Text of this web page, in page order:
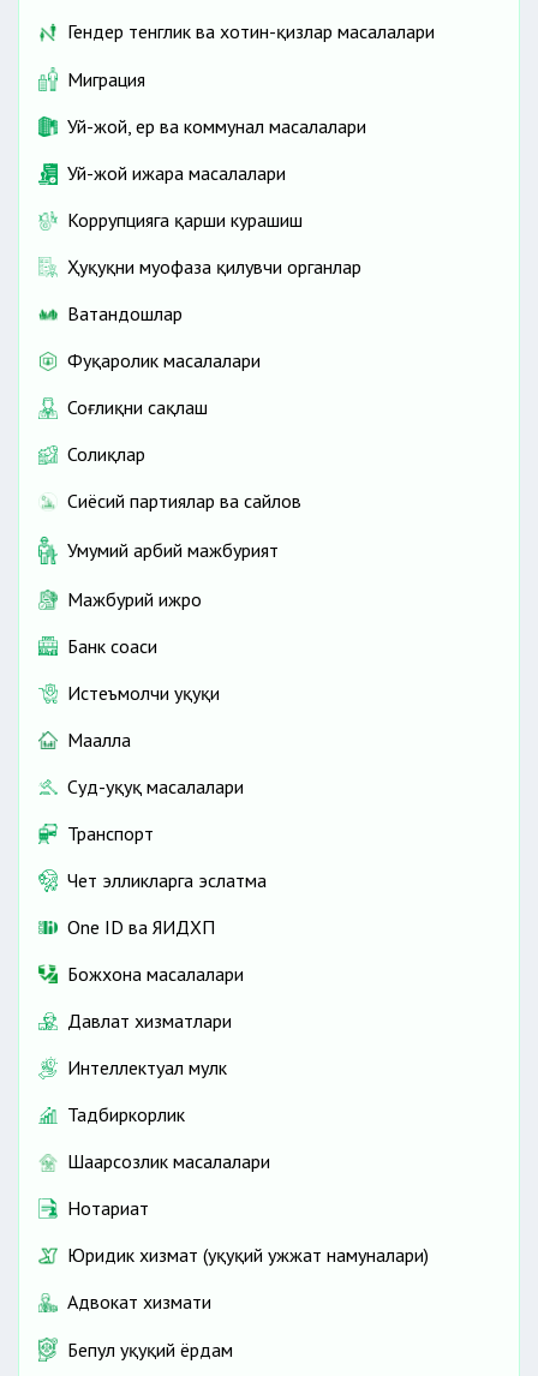
Гендер тенглик ва хотин-қизлар масалалари
Миграция
Уй-жой, ер ва коммунал масалалари
Уй-жой ижара масалалари
Коррупцияга қарши курашиш
Ҳуқуқни муҳофаза қилувчи органлар
Ватандошлар
Фуқаролик масалалари
Соғлиқни сақлаш
Солиқлар
Сиёсий партиялар ва сайлов
Умумий ҳарбий мажбурият
Мажбурий ижро
Банк соҳаси
Истеъмолчи ҳуқуқи
Маҳалла
Суд-ҳуқуқ масалалари
Транспорт
Чет элликларга эслатма
One ID ва ЯИДХП
Божхона масалалари
Давлат хизматлари
Интеллектуал мулк
Тадбиркорлик
Шаҳарсозлик масалалари
Нотариат
Юридик хизмат (ҳуқуқий ҳужжат намуналари)
Адвокат хизмати
Бепул ҳуқуқий ёрдам